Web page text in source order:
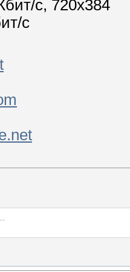
с, 720x384
с